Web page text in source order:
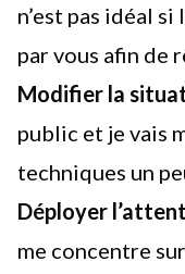
n’est pas idéal
par vous afin de
Modifier la
public et je vais
techniques un
Déployer
me concentre